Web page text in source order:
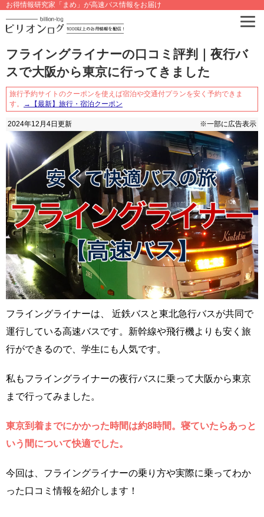
お得情報研究家「まめ」が高速バス情報をお届け
フライングライナーの口コミ評判｜夜行バ
スで大阪から東京に行ってきました
旅行予約サイトのクーポンを使えば宿泊や交通付プランを安く予約できま
す。
→【最新】旅行・宿泊クーポン
2024年12月4日 更新 ※一部に広告表示
フライングライナーは、 近鉄バスと東北急行バスが共同で
運行している高速バスです。新幹線や飛行機よりも安く旅
行ができるので、学生にも人気です。
私もフライングライナーの夜行バスに乗って大阪から東京
まで行ってみました。
東京到着までにかかった時間は約8時間。寝ていたらあっと
いう間について快適でした。
今回は、フライングライナーの乗り方や実際に乗ってわか
った口コミ情報を紹介します！